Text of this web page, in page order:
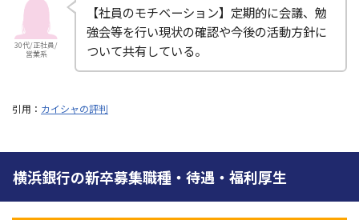
30代/正社員/
営業系
【社員のモチベーション】定期的に会議、勉
強会等を行い現状の確認や今後の活動方針に
ついて共有している。
引用： カイシャの評判
横浜銀行の新卒募集職種・待遇・福利厚生